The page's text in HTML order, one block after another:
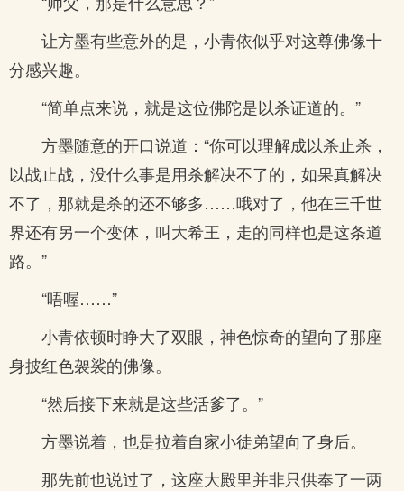
让方墨有些意外的是，小青依似乎对这尊佛像十
分感兴趣。
“简单点来说，就是这位佛陀是以杀证道的。”
方墨随意的开口说道：“你可以理解成以杀止杀，
以战止战，没什么事是用杀解决不了的，如果真解决
不了，那就是杀的还不够多……哦对了，他在三千世
界还有另一个变体，叫大希王，走的同样也是这条道
路。”
“唔喔……”
小青依顿时睁大了双眼，神色惊奇的望向了那座
身披红色袈裟的佛像。
“然后接下来就是这些活爹了。”
方墨说着，也是拉着自家小徒弟望向了身后。
那先前也说过了，这座大殿里并非只供奉了一两